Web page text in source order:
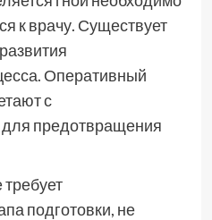
к врачу. Существует
Оперативный
с
для предотвращения
подготовки, не